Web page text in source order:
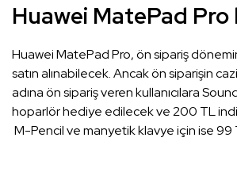
Huawei MatePad Pro
Huawei MatePad Pro, ön sipariş
satın alınabilecek. Ancak ön siparişin
adına ön sipariş veren kullanıcılara
hoparlör hediye edilecek ve 200 TL
M-Pencil ve manyetik klavye için ise 99